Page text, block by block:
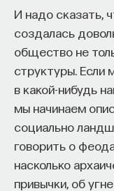
И надо сказать,
создалась
общество не
структуры. Если
в какой-нибудь
мы начинаем
социально
говорить о
насколько
привычки, об
будем
стоики
в отношении
Аврелий
умещается в
жить этим
с буддийским
в настоящем
параллель